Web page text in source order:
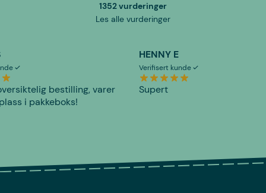
1352 vurderinger
Les alle vurderinger
bestilling, varer
i pakkeboks!
HENNY E
Verifisert kunde
Supert